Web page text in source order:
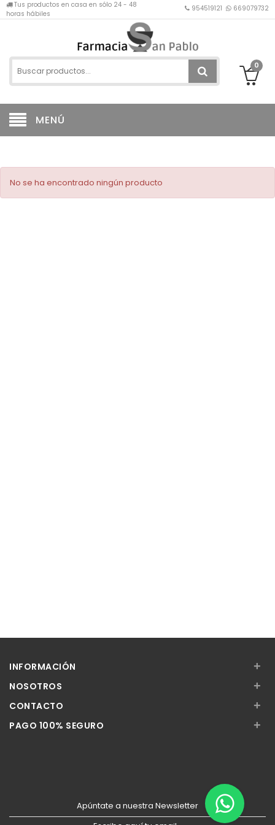
Tus productos en casa en sólo 24 - 48
horas hábiles
954519121 669079732
0
MENÚ
No se ha encontrado ningún producto
INFORMACIÓN +
NOSOTROS +
CONTACTO +
PAGO 100% SEGURO +
Apúntate a nuestra Newsletter